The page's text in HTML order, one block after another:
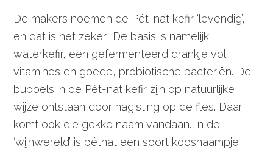
De makers noemen de Pét-nat kefir ‘levendig’,
en dat is het zeker! De basis is namelijk
waterkefir, een gefermenteerd drankje vol
vitamines en goede, probiotische bacteriën. De
bubbels in de Pét-nat kefir zijn op natuurlijke
wijze ontstaan door nagisting op de fles. Daar
komt ook die gekke naam vandaan. In de
‘wijnwereld’ is pétnat een soort koosnaampje